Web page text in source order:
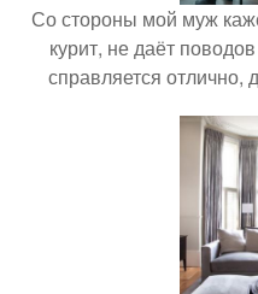
Со стороны мой муж
курит, не даёт
справляется отлично,